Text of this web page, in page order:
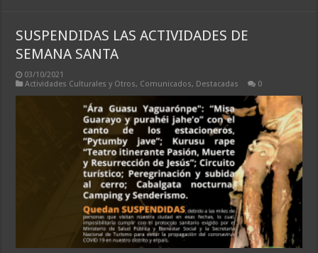
SUSPENDIDAS LAS ACTIVIDADES DE
SEMANA SANTA
03/10/2021
Actividades Culturales y Otros, Comunicados, Destacadas 0